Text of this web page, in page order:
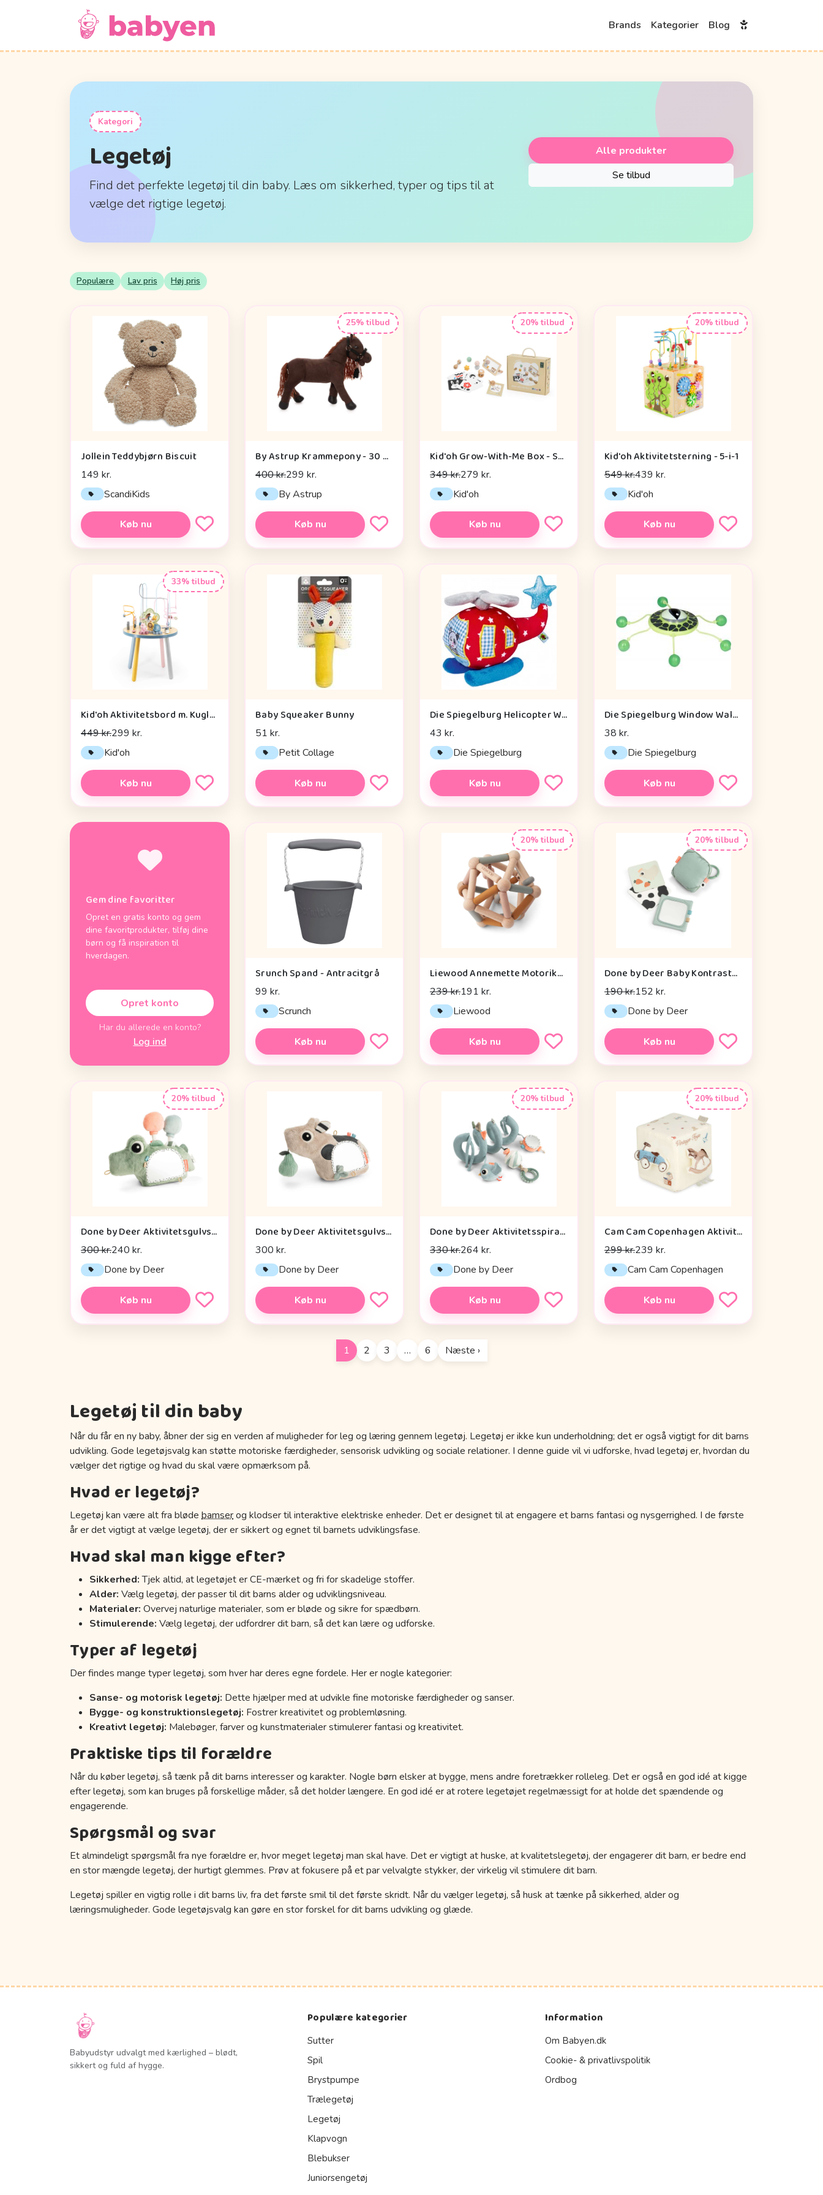
Brands Kategorier Blog
Kategori
Legetøj
Find det perfekte legetøj til din baby. Læs om sikkerhed, typer og tips til at
vælge det rigtige legetøj.
Alle produkter
Se tilbud
Populære Lav pris Høj pris
Jollein Teddybjørn Biscuit
149 kr.
ScandiKids
Køb nu
25% tilbud
By Astrup Krammepony - 30 cm. - Pixie - Brun
400 kr.299 kr.
By Astrup
Køb nu
20% tilbud
Kid'oh Grow-With-Me Box - Sensory Seekers (0-6 mdr.)
349 kr.279 kr.
Kid'oh
Køb nu
20% tilbud
Kid'oh Aktivitetsterning - 5-i-1
549 kr.439 kr.
Kid'oh
Køb nu
33% tilbud
Kid'oh Aktivitetsbord m. Kuglespiraler
449 kr.299 kr.
Kid'oh
Køb nu
Baby Squeaker Bunny
51 kr.
Petit Collage
Køb nu
Die Spiegelburg Helicopter With Vibration Module Baby Charms - Legetøj
43 kr.
Die Spiegelburg
Køb nu
Die Spiegelburg Window Walker Wild+cool - Legetøj
38 kr.
Die Spiegelburg
Køb nu
Gem dine favoritter
Opret en gratis konto og gem
dine favoritprodukter, tilføj dine
børn og få inspiration til
hverdagen.
Opret konto
Har du allerede en konto?
Log ind
Srunch Spand - Antracitgrå
99 kr.
Scrunch
Køb nu
20% tilbud
Liewood Annemette Motorikbold - Mustard Multi Mix
239 kr.191 kr.
Liewood
Køb nu
20% tilbud
Done by Deer Baby Kontrastkortholder - Tiny Farm - Grøn
190 kr.152 kr.
Done by Deer
Køb nu
20% tilbud
Done by Deer Aktivitetsgulvspejl - Croco - Grøn
300 kr.240 kr.
Done by Deer
Køb nu
Done by Deer Aktivitetsgulvspejl - Dotti - Sand
300 kr.
Done by Deer
Køb nu
20% tilbud
Done by Deer Aktivitetsspiral - Celebration - Blå
330 kr.264 kr.
Done by Deer
Køb nu
20% tilbud
Cam Cam Copenhagen Aktivitetsterning - OCS - Vintage Toys
299 kr.239 kr.
Cam Cam Copenhagen
Køb nu
1 2 3 … 6 Næste ›
Legetøj til din baby
Når du får en ny baby, åbner der sig en verden af muligheder for leg og læring gennem legetøj. Legetøj er ikke kun underholdning; det er også vigtigt for dit barns
udvikling. Gode legetøjsvalg kan støtte motoriske færdigheder, sensorisk udvikling og sociale relationer. I denne guide vil vi udforske, hvad legetøj er, hvordan du
vælger det rigtige og hvad du skal være opmærksom på.
Hvad er legetøj?
Legetøj kan være alt fra bløde bamserog klodser til interaktive elektriske enheder. Det er designet til at engagere et barns fantasi og nysgerrighed. I de første
år er det vigtigt at vælge legetøj, der er sikkert og egnet til barnets udviklingsfase.
Hvad skal man kigge efter?
Sikkerhed:Tjek altid, at legetøjet er CE-mærket og fri for skadelige stoffer.
Alder: Vælg legetøj, der passer til dit barns alder og udviklingsniveau.
Materialer: Overvej naturlige materialer, som er bløde og sikre for spædbørn.
Stimulerende: Vælg legetøj, der udfordrer dit barn, så det kan lære og udforske.
Typer af legetøj
Der findes mange typer legetøj, som hver har deres egne fordele. Her er nogle kategorier:
Sanse- og motorisk legetøj: Dette hjælper med at udvikle fine motoriske færdigheder og sanser.
Bygge- og konstruktionslegetøj: Fostrer kreativitet og problemløsning.
Kreativt legetøj: Malebøger, farver og kunstmaterialer stimulerer fantasi og kreativitet.
Praktiske tips til forældre
Når du køber legetøj, så tænk på dit barns interesser og karakter. Nogle børn elsker at bygge, mens andre foretrækker rolleleg. Det er også en god idé at kigge
efter legetøj, som kan bruges på forskellige måder, så det holder længere. En god idé er at rotere legetøjet regelmæssigt for at holde det spændende og
engagerende.
Spørgsmål og svar
Et almindeligt spørgsmål fra nye forældre er, hvor meget legetøj man skal have. Det er vigtigt at huske, at kvalitetslegetøj, der engagerer dit barn, er bedre end
en stor mængde legetøj, der hurtigt glemmes. Prøv at fokusere på et par velvalgte stykker, der virkelig vil stimulere dit barn.
Legetøj spiller en vigtig rolle i dit barns liv, fra det første smil til det første skridt. Når du vælger legetøj, så husk at tænke på sikkerhed, alder og
læringsmuligheder. Gode legetøjsvalg kan gøre en stor forskel for dit barns udvikling og glæde.
Babyudstyr udvalgt med kærlighed – blødt,
sikkert og fuld af hygge.
Populære kategorier
Sutter
Spil
Brystpumpe
Trælegetøj
Legetøj
Klapvogn
Blebukser
Juniorsengetøj
Information
Om Babyen.dk
Cookie- & privatlivspolitik
Ordbog